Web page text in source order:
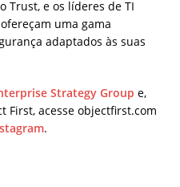
Trust, e os líderes de TI
uma gama
adaptados às suas
Strategy Group e,
First, acesse objectfirst.com
.